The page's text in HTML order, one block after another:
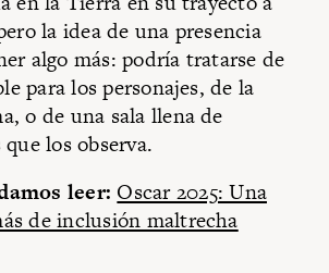
la idea de una presencia
algo más: podría tratarse de
para los personajes, de la
o de una sala llena de
los observa.
leer: Oscar 2025: Una
de inclusión maltrecha